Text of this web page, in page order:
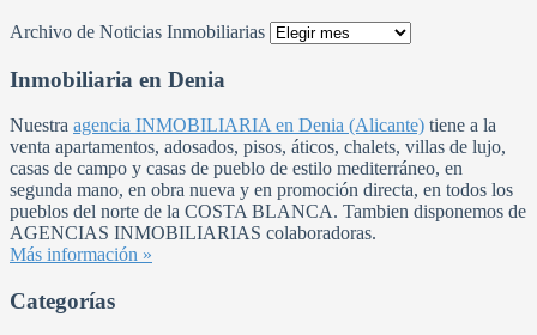
Archivo de Noticias Inmobiliarias
Inmobiliaria en Denia
Nuestra agencia INMOBILIARIA en Denia (Alicante) tiene a la
venta apartamentos, adosados, pisos, áticos, chalets, villas de lujo,
casas de campo y casas de pueblo de estilo mediterráneo, en
segunda mano, en obra nueva y en promoción directa, en todos los
pueblos del norte de la COSTA BLANCA. Tambien disponemos de
AGENCIAS INMOBILIARIAS colaboradoras.
Más información »
Categorías